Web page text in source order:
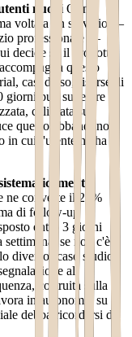
nuovi Ogni
volta a un servizio —
professionale —
decide se il prodotto
questo
casi d'uso, risorse di
può superare il
calibrata sul
questo abbandono
in cui l'utente ne ha
ne converte il 25%
di follow-up
entro 3 giorni
se non c'è
diverso (caso studio,
al
costruita sulla
in autonomia su
debba ricordarsi di